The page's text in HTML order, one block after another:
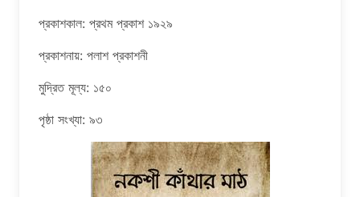
প্রকাশকাল: প্রথম প্রকাশ ১৯২৯
প্রকাশনায়: পলাশ প্রকাশনী
মুদ্রিত মূল্য: ১৫০
পৃষ্ঠা সংখ্যা: ৯৩